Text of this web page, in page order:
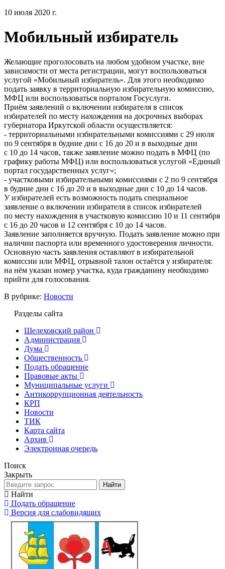
10 июля 2020 г.
Мобильный избиратель
Желающие проголосовать на любом удобном участке, вне
зависимости от места регистрации, могут воспользоваться
услугой «Мобильный избиратель». Для этого необходимо
подать заявку в территориальную избирательную комиссию,
МФЦ или воспользоваться порталом Госуслуги.
Приём заявлений о включении избирателя в список
избирателей по месту нахождения на досрочных выборах
губернатора Иркутской области осуществляется:
- территориальными избирательными комиссиями с 29 июля
по 9 сентября в будние дни с 16 до 20 и в выходные дни
с 10 до 14 часов, также заявление можно подать в МФЦ (по
графику работы МФЦ) или воспользоваться услугой «Единый
портал государственных услуг»;
- участковыми избирательными комиссиями с 2 по 9 сентября
в будние дни с 16 до 20 и в выходные дни с 10 до 14 часов.
У избирателей есть возможность подать специальное
заявление о включении избирателя в список избирателей
по месту нахождения в участковую комиссию 10 и 11 сентября
с 16 до 20 часов и 12 сентября с 10 до 14 часов.
Заявление заполняется вручную. Подать заявление можно при
наличии паспорта или временного удостоверения личности.
Основную часть заявления оставляют в избирательной
комиссии или МФЦ, отрывной талон остаётся у избирателя:
на нём указан номер участка, куда гражданину необходимо
прийти для голосования.
В рубрике: Новости
Разделы сайта
Шелеховский район
Администрация
Дума
Общественность
Подать обращение
Правовые акты
Муниципальные услуги
Антикоррупционная деятельность
КРП
Новости
ТИК
Карта сайта
Архив
Электронная очередь
Поиск
Закрыть
Найти
Найти
Подать обращение
Версия для слабовидящих